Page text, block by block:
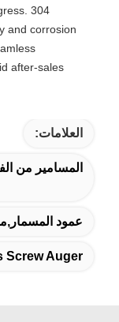
304
and corrosion
after-sales
العلامات:
المسامير من
عمود
Screw Auger